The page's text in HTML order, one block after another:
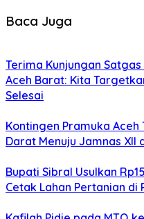
Baca Juga
Terima Kunjungan Satgas
Aceh Barat: Kita
Selesai
Kontingen Pramuka Aceh
Darat Menuju Jamnas XII
Bupati Sibral Usulkan
Cetak Lahan Pertanian di